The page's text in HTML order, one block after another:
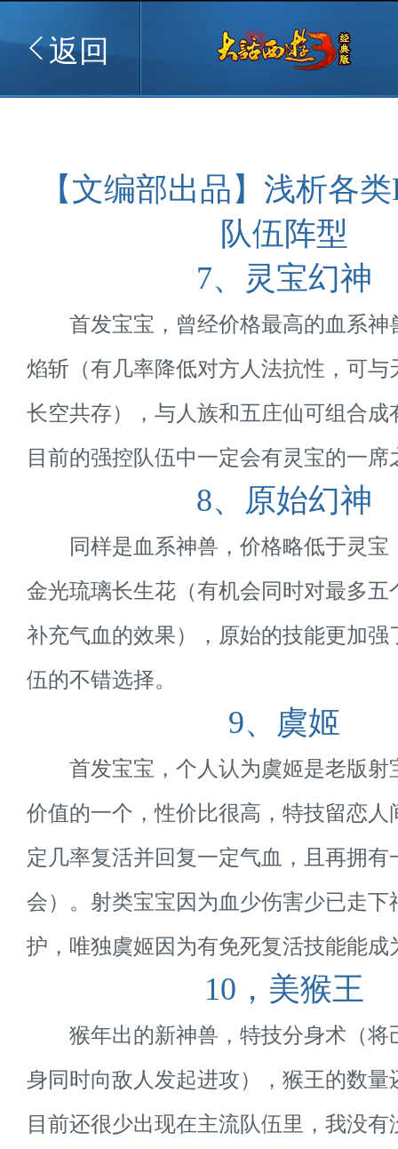
返回
【文编部出品】浅析各
队伍阵型
7、灵宝幻神
首发宝宝，曾经价格最高的血系神
焰斩（有几率降低对方人法抗性，可
长空共存），与人族和五庄仙可组合
目前的强控队伍中一定会有灵宝的一席
8、原始幻神
同样是血系神兽，价格略低于灵宝
金光琉璃长生花（有机会同时对最多
补充气血的效果），原始的技能更加
伍的不错选择。
9、虞姬
首发宝宝，个人认为虞姬是老版射
价值的一个，性价比很高，特技留恋
定几率复活并回复一定气血，且再拥有
会）。射类宝宝因为血少伤害少已走
护，唯独虞姬因为有免死复活技能能成
10，美猴王
猴年出的新神兽，特技分身术（将
身同时向敌人发起进攻），猴王的数
目前还很少出现在主流队伍里，我没